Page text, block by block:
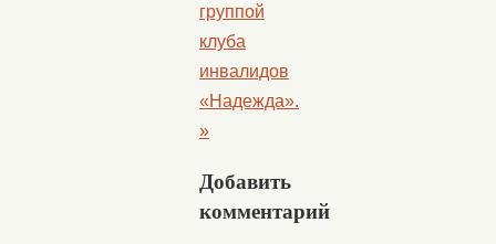
группой
клуба
инвалидов
«Надежда».
»
Добавить
комментарий